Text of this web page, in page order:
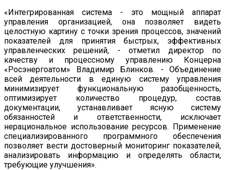
«Интегрированная система - это мощный аппарат
управления организацией, она позволяет видеть
целостную картину с точки зрения процессов, значений
показателей для принятия быстрых, эффективных
управленческих решений, - отметил директор по
качеству и процессному управлению Концерна
«Росэнергоатом» Владимир Блинков. - Объединение
всей деятельности в единую систему управления
минимизирует функциональную разобщенность,
оптимизирует количество процедур, состав
документации, устанавливает ясную систему
обязанностей и ответственности, исключает
нерациональное использование ресурсов. Применение
специализированного программного обеспечения
позволяет вести достоверный мониторинг показателей,
анализировать информацию и определять области,
требующие улучшения».